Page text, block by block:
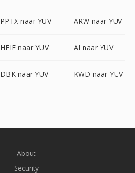
PPTX naar YUV ARW naar YUV
HEIF naar YUV AI naar YUV
DBK naar YUV KWD naar YUV
About
Security